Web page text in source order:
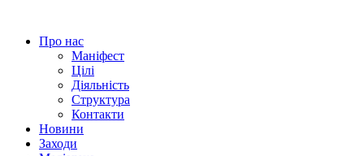
вмістуПро нас
Маніфест
Цілі
Діяльність
Структура
Контакти
Новини
Заходи